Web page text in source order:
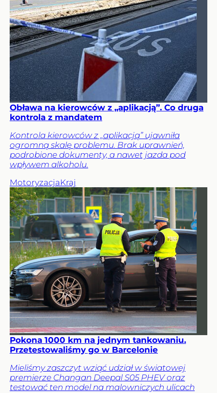
Obława na kierowców z „aplikacją”. Co druga
kontrola z mandatem
Kontrola kierowców z „aplikacją” ujawniła
ogromną skalę problemu. Brak uprawnień,
podrobione dokumenty, a nawet jazda pod
wpływem alkoholu.
MotoryzacjaKraj
Pokona 1000 km na jednym tankowaniu.
Przetestowaliśmy go w Barcelonie
Mieliśmy zaszczyt wziąć udział w światowej
premierze Changan Deepal S05 PHEV oraz
testować ten model na malowniczych ulicach